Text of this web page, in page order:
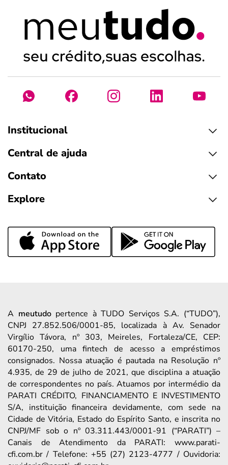
Institucional
Central de ajuda
Contato
Explore
A meutudopertence à TUDO Serviços S.A. (“TUDO”),
CNPJ 27.852.506/0001-85, localizada à Av. Senador
Virgílio Távora, nº 303, Meireles, Fortaleza/CE, CEP:
60170-250, uma fintech de acesso a empréstimos
consignados. Nossa atuação é pautada na Resolução nº
4.935, de 29 de julho de 2021, que disciplina a atuação
de correspondentes no país. Atuamos por intermédio da
PARATI CRÉDITO, FINANCIAMENTO E INVESTIMENTO
S/A, instituição financeira devidamente, com sede na
Cidade de Vitória, Estado do Espírito Santo, e inscrita no
CNPJ/MF sob o nº 03.311.443/0001-91 (“PARATI”) –
Canais de Atendimento da PARATI: www.parati-
cfi.com.br / Telefone: +55 (27) 2123-4777 / Ouvidoria: